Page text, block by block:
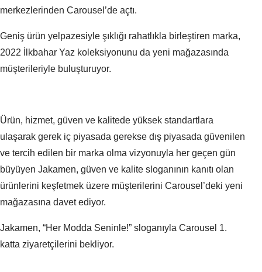
merkezlerinden Carousel’de açtı.
Geniş ürün yelpazesiyle şıklığı rahatlıkla birleştiren marka,
2022 İlkbahar Yaz koleksiyonunu da yeni mağazasında
müşterileriyle buluşturuyor.
Ürün, hizmet, güven ve kalitede yüksek standartlara
ulaşarak gerek iç piyasada gerekse dış piyasada güvenilen
ve tercih edilen bir marka olma vizyonuyla her geçen gün
büyüyen Jakamen, güven ve kalite sloganının kanıtı olan
ürünlerini keşfetmek üzere müşterilerini Carousel’deki yeni
mağazasına davet ediyor.
Jakamen, “Her Modda Seninle!” sloganıyla Carousel 1.
katta ziyaretçilerini bekliyor.